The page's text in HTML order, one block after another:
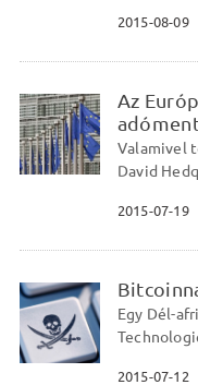
2015-08-09
Az
Valamivel
David
2015-07-19
Egy Dél-
2015-07-12